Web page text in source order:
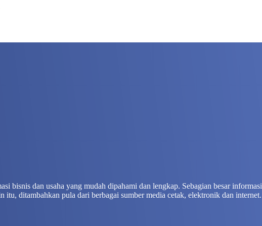
bisnis dan usaha yang mudah dipahami dan lengkap. Sebagian besar informasi
ditambahkan pula dari berbagai sumber media cetak, elektronik dan internet.